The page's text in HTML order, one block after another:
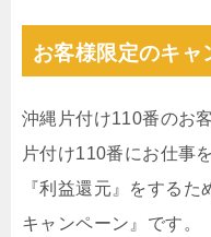
お客様限定のキャ
沖縄片付け110番のお
片付け110番にお仕事
『利益還元』をする
キャンペーン』です。